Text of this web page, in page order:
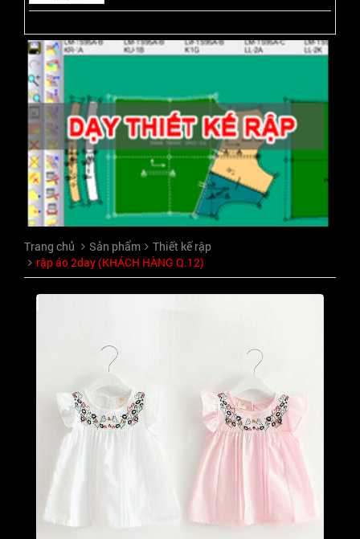
Trang chủ Sản phẩm
Thiết kế rập
rập áo 2day (KHÁCH HÀNG Q.12)